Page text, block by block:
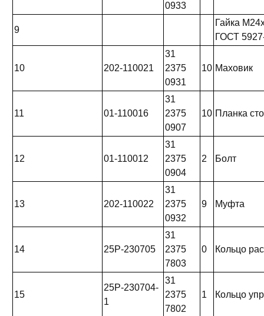
0933
9
Гайка
ГОСТ
10 202-110021
31
2375
0931
10 Маховик
11 01-110016
31
2375
0907
10 Планка
12 01-110012
31
2375
0904
2 Болт
13 202-110022
31
2375
0932
9 Муфта
14 25Р-230705
31
2375
7803
0 Кольцо
15
25Р-230704-
1
31
2375
7802
1 Кольцо